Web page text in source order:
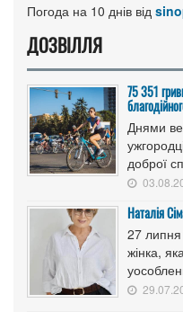
Погода на 10 днів від
ДОЗВІЛЛЯ
75 351
Днями
доброї
Наталія
27 липня
жінка,